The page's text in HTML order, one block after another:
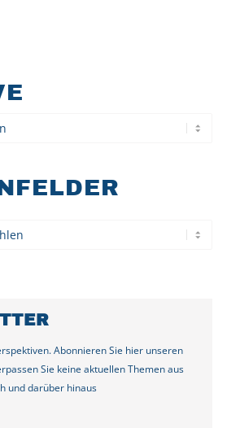
Abonnieren Sie hier unseren
Sie keine aktuellen Themen aus
und darüber hinaus